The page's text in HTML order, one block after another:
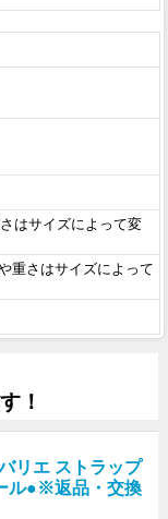
はサイズによって変
重さはサイズによって
！
リエ ストラップ
ル●※返品・交換